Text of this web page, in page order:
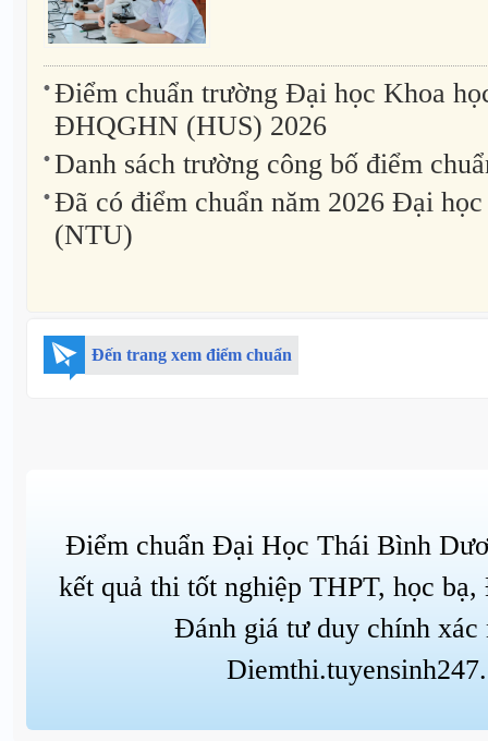
Điểm chuẩn trường Đại học Khoa
ĐHQGHN (HUS) 2026
Danh sách trường công bố điểm
Đã có điểm chuẩn năm 2026 Đại
(NTU)
Đến trang xem điểm chuẩn
Điểm chuẩn Đại Học Thái Bình
kết quả thi tốt nghiệp THPT, học
Đánh giá tư duy chính xác